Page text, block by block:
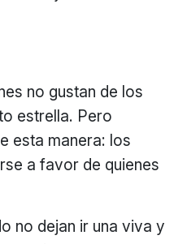
no gustan de los
estrella. Pero
esta manera: los
a favor de quienes
no dejan ir una viva y